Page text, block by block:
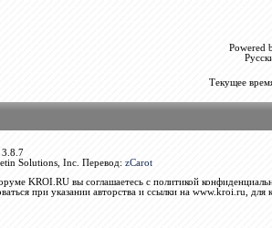
Powered
Текущее
3.8.7
Solutions, Inc. Перевод: zCarot
KROI.RU вы соглашаетесь с политикой
при указании авторства и ссылки на www.kroi.ru, для